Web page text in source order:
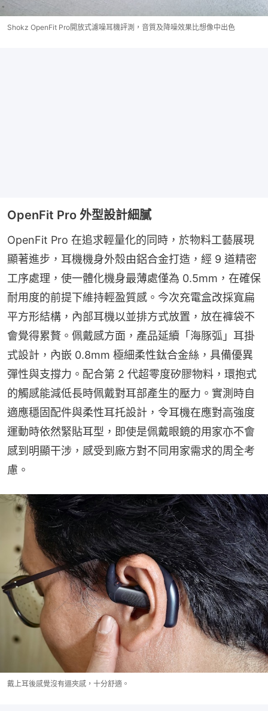
Shokz OpenFit Pro開放式濾噪耳機評測，音質及降噪效果比想像中出色
OpenFit Pro 外型設計細膩
OpenFit Pro 在追求輕量化的同時，於物料工藝展現
顯著進步，耳機機身外殼由鋁合金打造，經 9 道精密
工序處理，使一體化機身最薄處僅為 0.5mm，在確保
耐用度的前提下維持輕盈質感。今次充電盒改採寬扁
平方形結構，內部耳機以並排方式放置，放在褲袋不
會覺得累贅。佩戴感方面，產品延續「海豚弧」耳掛
式設計，內嵌 0.8mm 極細柔性鈦合金絲，具備優異
彈性與支撐力。配合第 2 代超零度矽膠物料，環抱式
的觸感能減低長時佩戴對耳部產生的壓力。實測時自
適應穩固配件與柔性耳托設計，令耳機在應對高強度
運動時依然緊貼耳型，即使是佩戴眼鏡的用家亦不會
感到明顯干涉，感受到廠方對不同用家需求的周全考
慮。
戴上耳後感覺沒有逼夾感，十分舒適。